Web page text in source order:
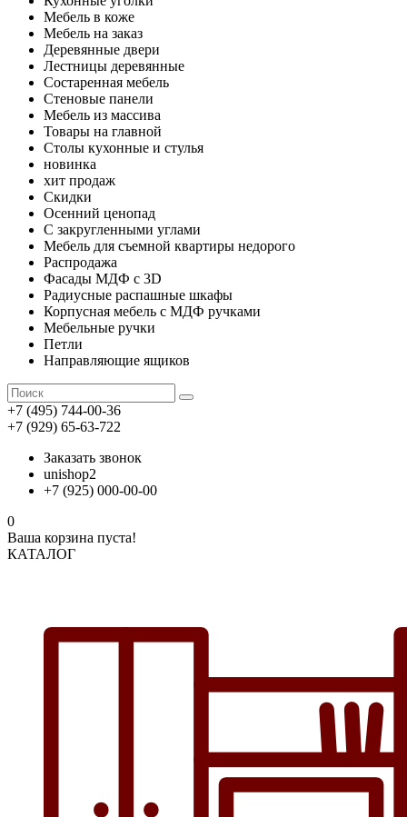
Мебель в коже
Мебель на заказ
Деревянные двери
Лестницы деревянные
Состаренная мебель
Стеновые панели
Мебель из массива
Товары на главной
Столы кухонные и стулья
новинка
хит продаж
Скидки
Осенний ценопад
С закругленными углами
Мебель для съемной квартиры недорого
Распродажа
Фасады МДФ с 3D
Радиусные распашные шкафы
Корпусная мебель с МДФ ручками
Мебельные ручки
Петли
Направляющие ящиков
+7 (495) 744-00-36
+7 (929) 65-63-722
Заказать звонок
unishop2
+7 (925) 000-00-00
0
Ваша корзина пуста!
КАТАЛОГ